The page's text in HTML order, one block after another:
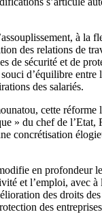
à la
des relations de
de sécurité et de
d’équilibre entre
des salariés.
cette réforme
» du chef de l’Etat,
concrétisation
en profondeur
et l’emploi, avec
des droits
des